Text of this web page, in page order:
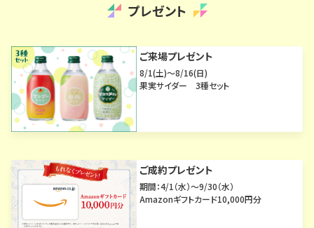
プレゼント
ご来場プレゼント
8/1(土)～8/16(日)
果実サイダー 3種セット
ご成約プレゼント
期間：4/1（水）～9/30（水）
Amazonギフトカード10,000円分